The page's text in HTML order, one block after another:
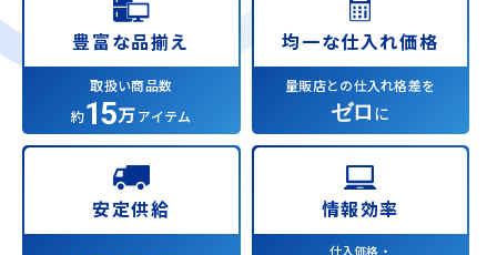
豊富な品揃え
取扱い商品数
約15万アイテム
均一な仕入れ価格
量販店との仕入れ格差を
ゼロ に
安定供給 情報効率
仕入価格・